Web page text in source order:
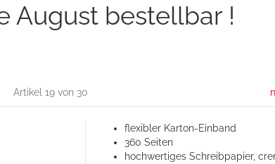
bestellbar !
Artikel 19 von 30
flexibler Karton-Einband
360 Seiten
hochwertiges Schreibpapier,